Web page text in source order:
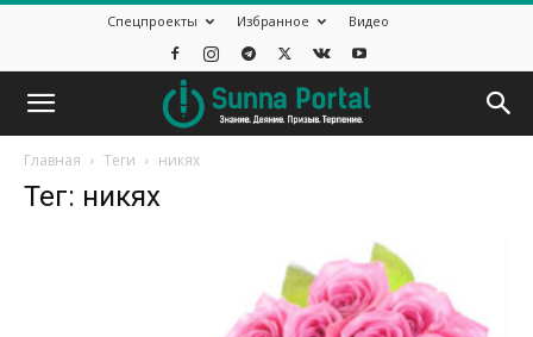
Спецпроекты Избранное Видео
Главная Теги никях
Тег: никях